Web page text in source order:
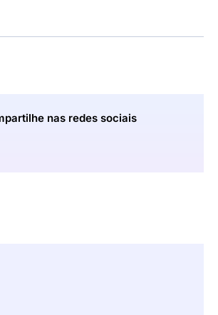
nas redes sociais